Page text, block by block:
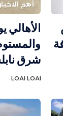
أهم الاخبار
الأهالي
شرق
LOAI LOAI